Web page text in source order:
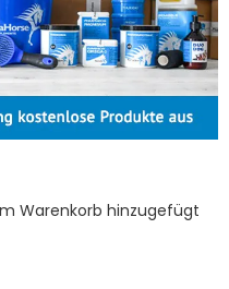
Warenkorb hinzugefügt